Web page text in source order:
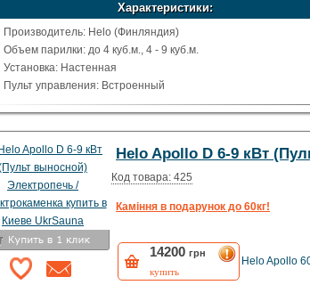
Характеристики:
Производитель: Helo (Финляндия)
Объем парилки: до 4 куб.м., 4 - 9 куб.м.
Установка: Настенная
Пульт управления: Встроенный
Использование: Для дома
Helo Apollo D 6-9 кВт
Код товара: 425
Каміння в подарунок до 60кг!
14200 грн
купить
Helo Apollo